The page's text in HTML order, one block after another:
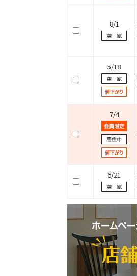
8/1
5/18
7/4
6/21